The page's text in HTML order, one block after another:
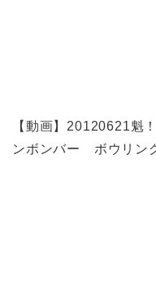
【動画】20120621
ンボンバー ボウリン